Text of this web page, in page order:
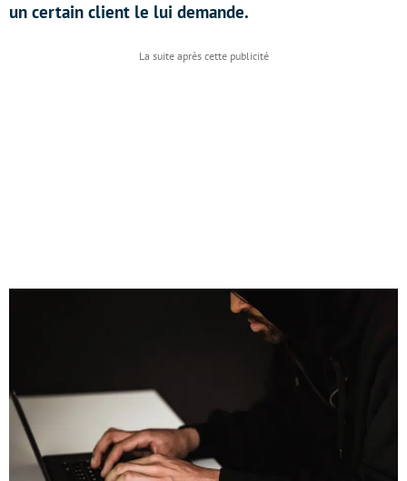
un certain client le lui demande.